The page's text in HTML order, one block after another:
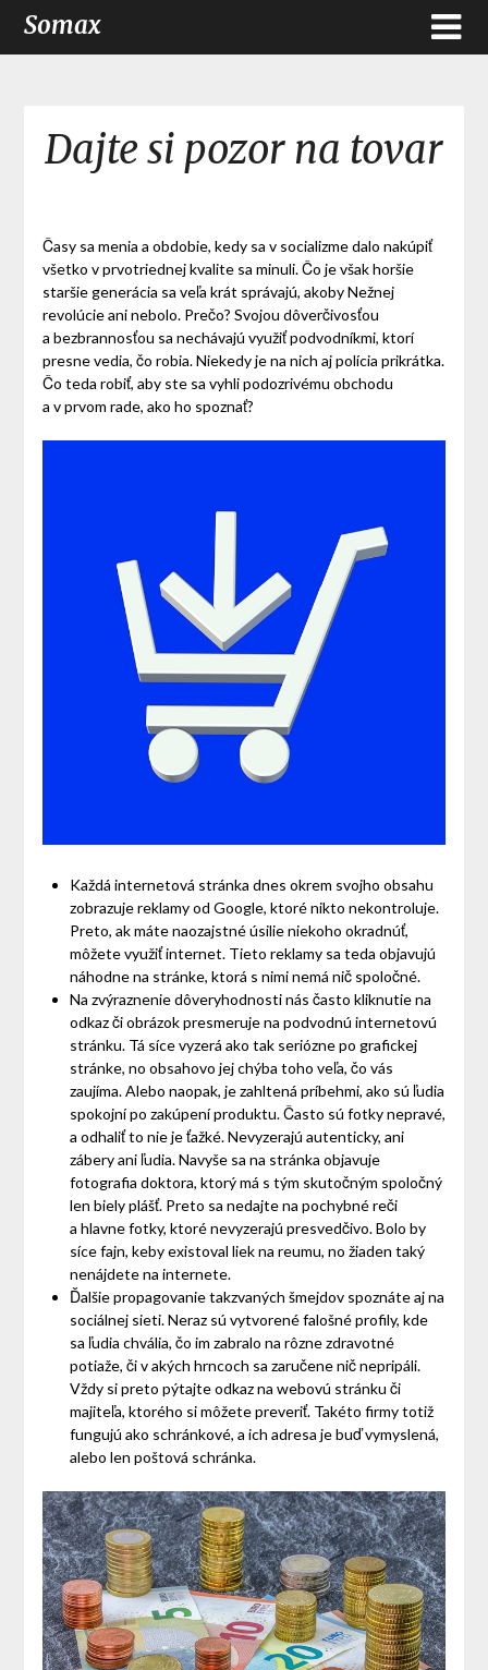
Somax
Dajte si pozor na tovar
Časy sa menia a obdobie, kedy sa v socializme dalo nakúpiť
všetko v prvotriednej kvalite sa minuli. Čo je však horšie
staršie generácia sa veľa krát správajú, akoby Nežnej
revolúcie ani nebolo. Prečo? Svojou dôverčivosťou
a bezbrannosťou sa nechávajú využiť podvodníkmi, ktorí
presne vedia, čo robia. Niekedy je na nich aj polícia prikrátka.
Čo teda robiť, aby ste sa vyhli podozrivému obchodu
a v prvom rade, ako ho spoznať?
Každá internetová stránka dnes okrem svojho obsahu
zobrazuje reklamy od Google, ktoré nikto nekontroluje.
Preto, ak máte naozajstné úsilie niekoho okradnúť,
môžete využiť internet. Tieto reklamy sa teda objavujú
náhodne na stránke, ktorá s nimi nemá nič spoločné.
Na zvýraznenie dôveryhodnosti nás často kliknutie na
odkaz či obrázok presmeruje na podvodnú internetovú
stránku. Tá síce vyzerá ako tak seriózne po grafickej
stránke, no obsahovo jej chýba toho veľa, čo vás
zaujíma. Alebo naopak, je zahltená príbehmi, ako sú ľudia
spokojní po zakúpení produktu. Často sú fotky nepravé,
a odhaliť to nie je ťažké. Nevyzerajú autenticky, ani
zábery ani ľudia. Navyše sa na stránka objavuje
fotografia doktora, ktorý má s tým skutočným spoločný
len biely plášť. Preto sa nedajte na pochybné reči
a hlavne fotky, ktoré nevyzerajú presvedčivo. Bolo by
síce fajn, keby existoval liek na reumu, no žiaden taký
nenájdete na internete.
Ďalšie propagovanie takzvaných šmejdov spoznáte aj na
sociálnej sieti. Neraz sú vytvorené falošné profily, kde
sa ľudia chvália, čo im zabralo na rôzne zdravotné
potiaže, či v akých hrncoch sa zaručene nič nepripáli.
Vždy si preto pýtajte odkaz na webovú stránku či
majiteľa, ktorého si môžete preveriť. Takéto firmy totiž
fungujú ako schránkové, a ich adresa je buď vymyslená,
alebo len poštová schránka.